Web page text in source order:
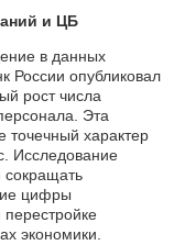
и ЦБ
в данных
России опубликовал
рост числа
Эта
точечный характер
Исследование
сокращать
цифры
перестройке
экономики.